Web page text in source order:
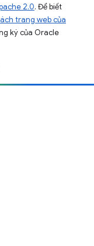
2.0. Để biết
trang web của
ký của Oracle